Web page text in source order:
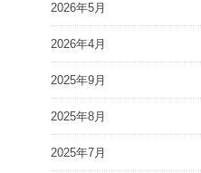
2026年5月
2026年4月
2025年9月
2025年8月
2025年7月